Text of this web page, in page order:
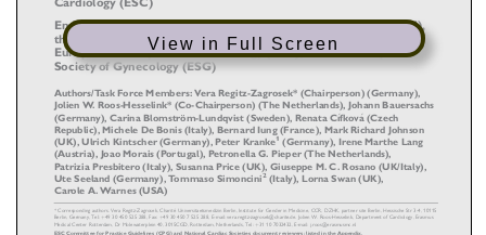
View in Full Screen